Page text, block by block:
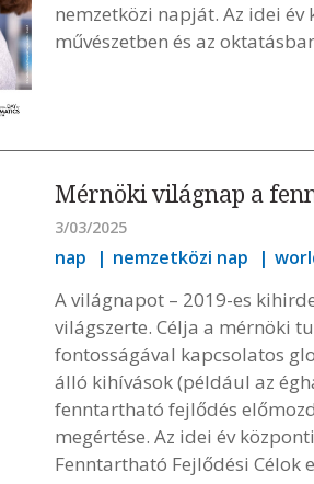
nemzetközi napját. Az idei
művészetben és az
Mérnöki világnap a
3/03/2025
nap nemzetközi nap
A világnapot – 2019-es
világszerte. Célja a mérnöki
fontosságával kapcsolatos
álló kihívások (például az
fenntartható fejlődés
megértése. Az idei év
Fenntartható Fejlődési Célok